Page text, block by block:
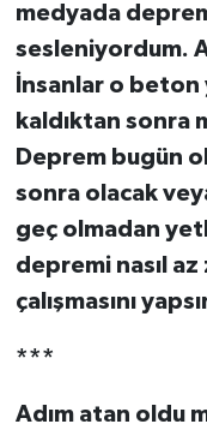
medyada
sesleniyordum.
İnsanlar o beton
kaldıktan sonra
Deprem bugün
sonra olacak
geç olmadan
depremi nasıl
çalışmasını
***
Adım atan oldu